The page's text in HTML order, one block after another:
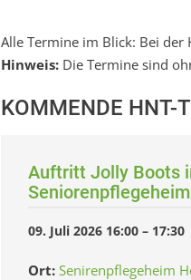
Alle Termine im Blick: Bei
Hinweis: Die Termine sind
KOMMENDE HNT-
Auftritt Jolly Boots
09. Juli 2026 16:00 – 17:30
Ort: Senirenpflegeheim